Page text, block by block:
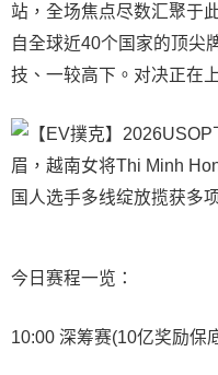
站，全场焦点尽数汇聚于
自全球近40个国家的顶尖
技、一较高下。对决正在
今日赛程一览：
10:00 深筹赛(10亿奖励保